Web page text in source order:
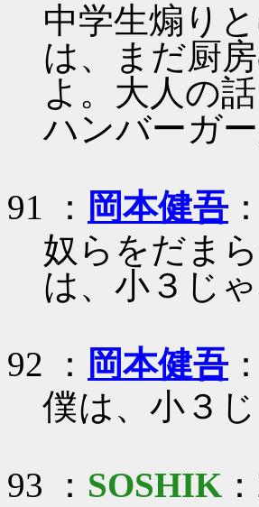
中学生煽り
は、まだ厨
よ。大人の
ハンバーガ
91 ： 岡本健吾
奴らをだま
は、小３じ
92 ： 岡本健吾
僕は、小３
93 ： SOSHIK